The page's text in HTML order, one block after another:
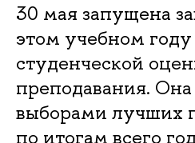
30 мая запущена
этом учебном году
студенческой
преподавания.
выборами лучших
по итогам всего